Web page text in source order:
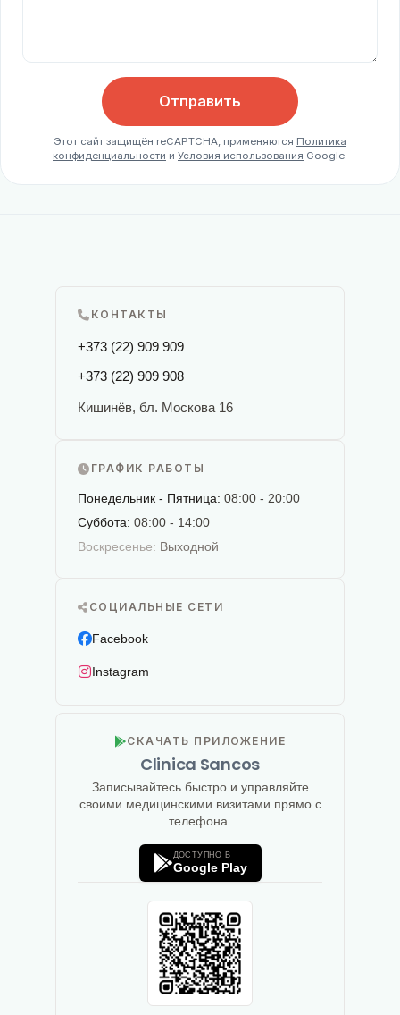
Отправить
Этот сайт защищён reCAPTCHA, применяются Политика
конфиденциальности и Условия использования Google.
КОНТАКТЫ
+373 (22) 909 909
+373 (22) 909 908
Кишинёв, бл. Москова 16
ГРАФИК РАБОТЫ
Понедельник - Пятница: 08:00 - 20:00
Суббота: 08:00 - 14:00
Воскресенье: Выходной
СОЦИАЛЬНЫЕ СЕТИ
Facebook
Instagram
СКАЧАТЬ ПРИЛОЖЕНИЕ
Clinica Sancos
Записывайтесь быстро и управляйте
своими медицинскими визитами прямо с
телефона.
ДОСТУПНО В
Google Play